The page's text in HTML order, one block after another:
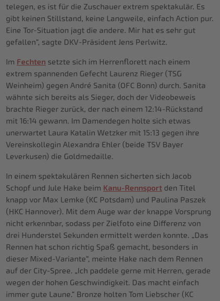
telegen, es ist für die Zuschauer extrem spektakulär. Es
gibt keinen Stillstand, keine Langweile, einfach Action pur.
Eine Tor-Situation jagt die andere. Mir hat es sehr gut
gefallen“, sagte DKV-Präsident Jens Perlwitz.
Im Fechten setzte sich im Herrenflorett nach einem
extrem spannenden Gefecht Laurenz Rieger (TSG
Weinheim) gegen André Sanita (OFC Bonn) durch. Sanita
wähnte sich bereits als Sieger, doch der Videobeweis
brachte Rieger zurück, der nach einem 12:14-Rückstand
mit 16:14 gewann. Im Damendegen holte sich etwas
unerwartet Laura Katalin Wetzker mit 15:13 gegen ihre
Vereinskollegin Alexandra Ehler (beide TSV Bayer
Leverkusen) die Goldmedaille.
In einem spektakulären Rennen sicherten sich Jacob
Schopf und Jule Hake beim Kanu-Rennsport den Titel
knapp vor Max Lemke (KC Potsdam) und Paulina Paszek
(HKC Hannover). Mit dem Auge war der knappe Vorsprung
nicht erkennbar, sodass per Zielfoto eine Differenz von
drei Hunderstel Sekunden ermittelt werden konnte. „Das
Rennen hat schon richtig Spaß gemacht, besonders in
dieser Mixed-Variante“, meinte Hake nach dem Rennen
auf der City-Spree. „Ich paddele gerne mit Herren, gerade
wegen der hohen Geschwindigkeit. Das macht einfach
immer gute Laune.“ Bronze holten Tom Liebscher (KC